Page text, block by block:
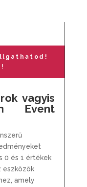
vagyis
Event
0 és 1 értékek
eszközök
amely